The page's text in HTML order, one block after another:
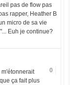
pas de flow pas
rapper, Heather B
micro de sa vie
Euh je continue?
0
ça fait plus